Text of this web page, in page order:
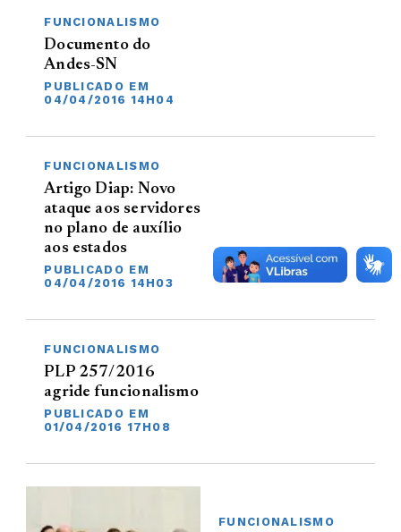
FUNCIONALISMO
Documento do
Andes-SN
PUBLICADO EM
04/04/2016 14H04
FUNCIONALISMO
Artigo Diap: Novo
ataque aos servidores
no plano de auxílio
aos estados
PUBLICADO EM
04/04/2016 14H03
FUNCIONALISMO
PLP 257/2016
agride funcionalismo
PUBLICADO EM
01/04/2016 17H08
FUNCIONALISMO